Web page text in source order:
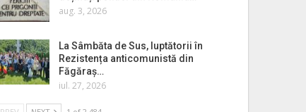
aug. 3, 2026
La Sâmbăta de Sus, luptătorii în
Rezistența anticomunistă din
Făgăraș…
iul. 27, 2026